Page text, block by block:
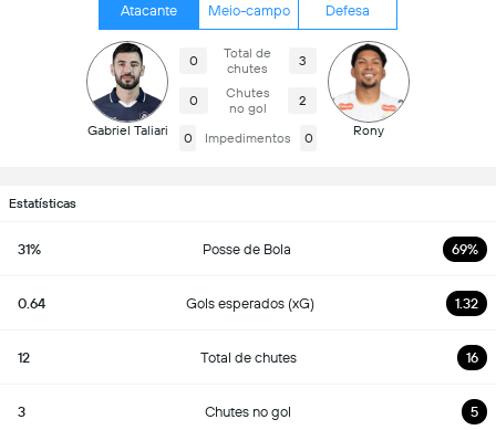
Atacante Meio-campo Defesa
Gabriel Taliari
0
Total de
chutes
3
0
Chutes
no gol
2
0 Impedimentos 0 Rony
Estatísticas
31% Posse de Bola 69%
0.64 Gols esperados (xG) 1.32
12 Total de chutes 16
3 Chutes no gol 5